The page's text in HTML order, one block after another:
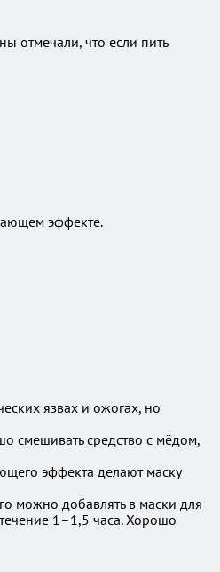
отмечали, что если пить
эффекте.
язвах и ожогах, но
смешивать средство с мёдом,
эффекта делают маску
можно добавлять в маски для
1–1,5 часа. Хорошо